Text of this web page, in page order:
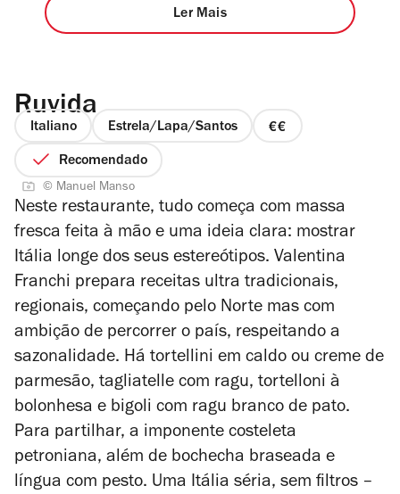
Ler Mais
Ruvida
Italiano Estrela/Lapa/Santos
preço
4
Recomendado
© Manuel Manso
Neste restaurante, tudo começa com massa
fresca feita à mão e uma ideia clara: mostrar
Itália longe dos seus estereótipos. Valentina
Franchi prepara receitas ultra tradicionais,
regionais, começando pelo Norte mas com
ambição de percorrer o país, respeitando a
sazonalidade. Há tortellini em caldo ou creme de
parmesão, tagliatelle com ragu, tortelloni à
bolonhesa e bigoli com ragu branco de pato.
Para partilhar, a imponente costeleta
petroniana, além de bochecha braseada e
língua com pesto. Uma Itália séria, sem filtros –